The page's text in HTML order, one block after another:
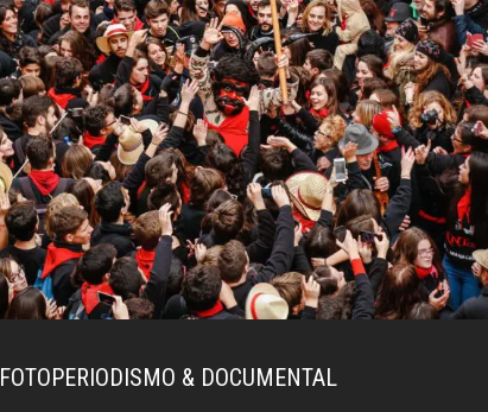
FOTOPERIODISMO & DOCUMENTAL